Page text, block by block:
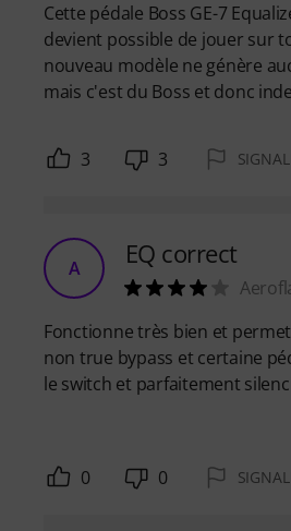
Cette pédale Boss GE-7
devient possible de jouer sur
nouveau modèle ne génère
mais c'est du Boss et donc
3 3
A EQ correct
Fonctionne très bien et
non true bypass et certaine
le switch et parfaitement
0 0